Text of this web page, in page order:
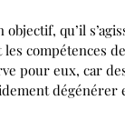
qu’il
compétences
pour eux, car